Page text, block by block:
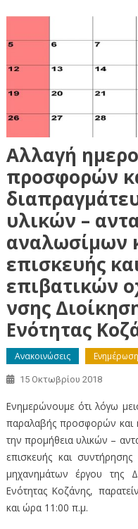
Αλλαγή
προσφορών
υλικών –
αναλωσίμων
επισκευής
επιβατικών
νσης
Ενότητας
Ανακοινώσεις
15 Οκτωβρίου 2018
Ενημερώνουμε ότι λόγω
παραλαβής προσφορών και η
την προμήθεια υλικών –
επισκευής και
μηχανημάτων έργου της
Ενότητας Κοζάνης,
και ώρα 11:00 π.μ.